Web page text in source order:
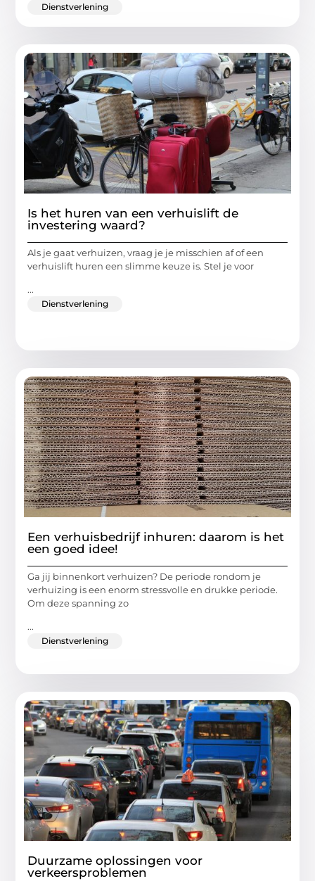
Dienstverlening
Is het huren van een verhuislift de
investering waard?
Als je gaat verhuizen, vraag je je misschien af of een
verhuislift huren een slimme keuze is. Stel je voor
...
Dienstverlening
Een verhuisbedrijf inhuren: daarom is het
een goed idee!
Ga jij binnenkort verhuizen? De periode rondom je
verhuizing is een enorm stressvolle en drukke periode.
Om deze spanning zo
...
Dienstverlening
Duurzame oplossingen voor
verkeersproblemen